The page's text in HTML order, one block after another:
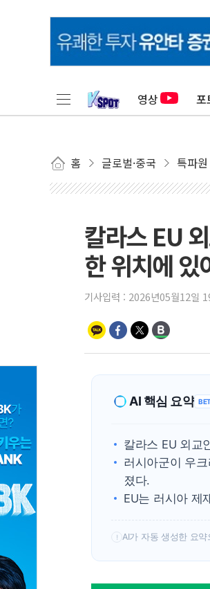
영상 포
홈 글로벌·중국 특파원
칼라스 EU
한 위치에
기사입력 : 2026년05월12일
AI 핵심 요약
칼라스 EU 외교
러시아군이 우
졌다.
EU는 러시아 제
! AI가 자동 생성한 요